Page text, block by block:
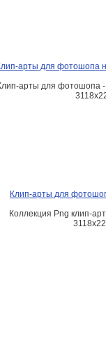
арты для фотошопа
арты для фотошопа
Клип-арты для
Коллекция Png клип-